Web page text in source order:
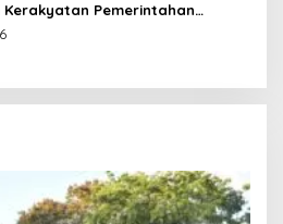
Kerakyatan Pemerintahan